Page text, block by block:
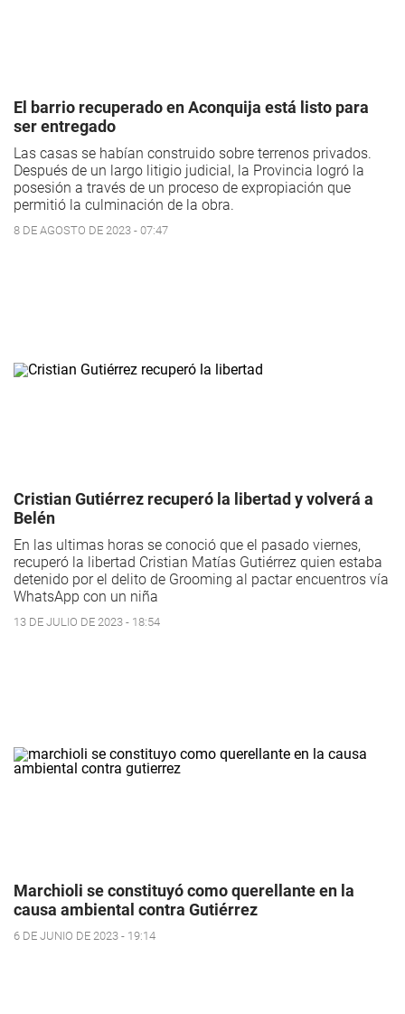
El barrio recuperado en Aconquija está listo para
ser entregado
Las casas se habían construido sobre terrenos privados.
Después de un largo litigio judicial, la Provincia logró la
posesión a través de un proceso de expropiación que
permitió la culminación de la obra.
8 DE AGOSTO DE 2023 - 07:47
Cristian Gutiérrez recuperó la libertad y volverá a
Belén
En las ultimas horas se conoció que el pasado viernes,
recuperó la libertad Cristian Matías Gutiérrez quien estaba
detenido por el delito de Grooming al pactar encuentros vía
WhatsApp con un niña
13 DE JULIO DE 2023 - 18:54
Marchioli se constituyó como querellante en la
causa ambiental contra Gutiérrez
6 DE JUNIO DE 2023 - 19:14